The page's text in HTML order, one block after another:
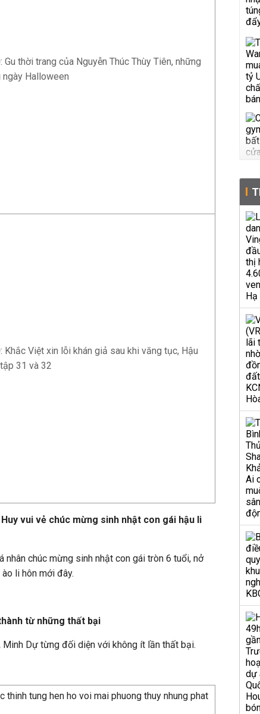
thời trang của Nguyễn Thúc Thùy Tiên, những
Halloween
Việt xin lỗi khán giả sau khi văng tục, Hậu
31 và 32
vui vẻ chúc mừng sinh nhật con gái hậu li
nhân chúc mừng sinh nhật con gái tròn 6 tuổi, nở
li hôn mới đây.
từ những thất bại
Dự từng đối diện với không ít lần thất bại.